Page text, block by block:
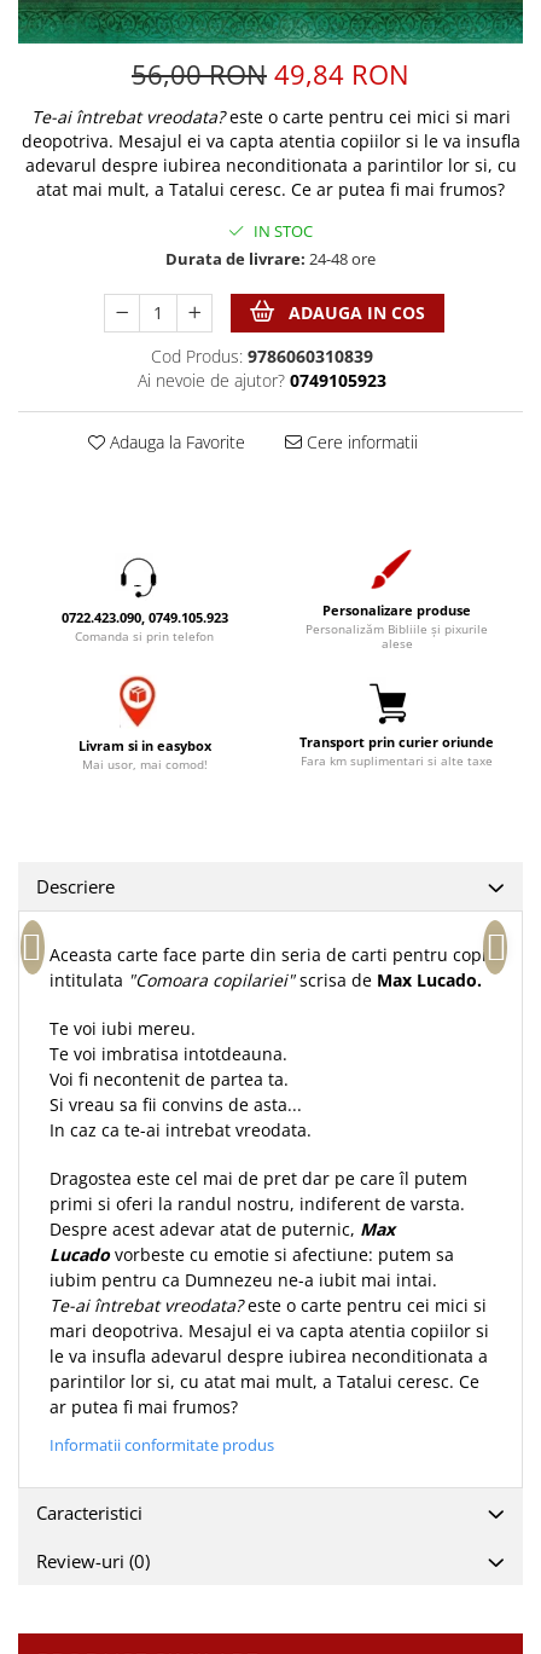
Rugaciune
Familie
Barbati
Cresterea copiilor
Viata de familie
Consiliere
Instrumente teologice
Literatura
Romane
Meditatii
Pedagogie
Reviste
Sanatate
Teologie
Apologetica
Dogmatica
Istoria Bisericii
Misiune
Viata crestina
Contemporaneitate
Devotional
Diverse
Lupta Spirituala
Slujire
Viata din belsug
Despre afaceri
Pix plastic
Jocuri
Jurnal de Rugaciune
Limba Engleza
Limba Română
Pentru birou
Obiecte decorative
Oglinda
Pix+Semn de carte
Accesorii birou
Tablouri din lemn
Semne de carte
Sticle apa
Suport pentru pahar
Tablouri
Tablouri canvas
Termos
Tablouri
Sibiu
Alte suveniruri
Carti postale
Jurnal
Magneti
Suport pahar
Alte suveniruri
Carti postale
Carti postale
56,00 RON 49,84 RON
Te-ai întrebat vreodata?este o carte pentru cei mici si mari
deopotriva. Mesajul ei va capta atentia copiilor si le va insufla
adevarul despre iubirea neconditionata a parintilor lor si, cu
atat mai mult, a Tatalui ceresc. Ce ar putea fi mai frumos?
IN STOC
Durata de livrare: 24-48 ore
ADAUGA IN COS
Cod Produs: 9786060310839
Ai nevoie de ajutor? 0749105923
Adauga la Favorite Cere informatii
0722.423.090, 0749.105.923
Comanda si prin telefon
Personalizare produse
Personalizăm Bibliile și pixurile
alese
Livram si in easybox
Mai usor, mai comod!
Transport prin curier oriunde
Fara km suplimentari si alte taxe
Descriere
Aceasta carte face parte din seria de carti pentru copii
intitulata "Comoara copilariei"scrisa de Max Lucado.
Te voi iubi mereu.
Te voi imbratisa intotdeauna.
Voi fi necontenit de partea ta.
Si vreau sa fii convins de asta...
In caz ca te-ai intrebat vreodata.
Dragostea este cel mai de pret dar pe care îl putem
primi si oferi la randul nostru, indiferent de varsta.
Despre acest adevar atat de puternic, Max
Lucadovorbeste cu emotie si afectiune: putem sa
iubim pentru ca Dumnezeu ne-a iubit mai intai.
Te-ai întrebat vreodata?este o carte pentru cei mici si
mari deopotriva. Mesajul ei va capta atentia copiilor si
le va insufla adevarul despre iubirea neconditionata a
parintilor lor si, cu atat mai mult, a Tatalui ceresc. Ce
ar putea fi mai frumos?
Informatii conformitate produs
Caracteristici
Review-uri (0)